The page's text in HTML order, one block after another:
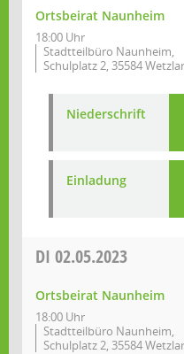
Ortsbeirat Naunheim
18:00 Uhr
Stadtteilbüro Naunheim,
Schulplatz 2, 35584 Wetzlar
Niederschrift
Einladung
DI 02.05.2023
Ortsbeirat Naunheim
18:00 Uhr
Stadtteilbüro Naunheim,
Schulplatz 2, 35584 Wetzlar